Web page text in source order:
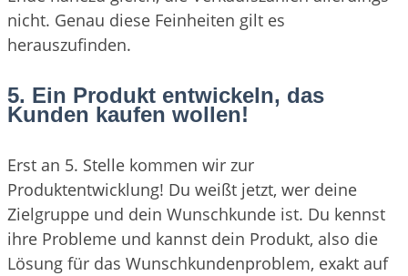
nicht. Genau diese Feinheiten gilt es
herauszufinden.
5. Ein Produkt entwickeln, das
Kunden kaufen wollen!
Erst an 5. Stelle kommen wir zur
Produktentwicklung! Du weißt jetzt, wer deine
Zielgruppe und dein Wunschkunde ist. Du kennst
ihre Probleme und kannst dein Produkt, also die
Lösung für das Wunschkundenproblem, exakt auf